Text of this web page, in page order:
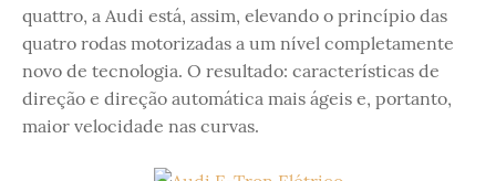
quattro, a Audi está, assim, elevando o princípio das
quatro rodas motorizadas a um nível completamente
novo de tecnologia. O resultado: características de
direção e direção automática mais ágeis e, portanto,
maior velocidade nas curvas.